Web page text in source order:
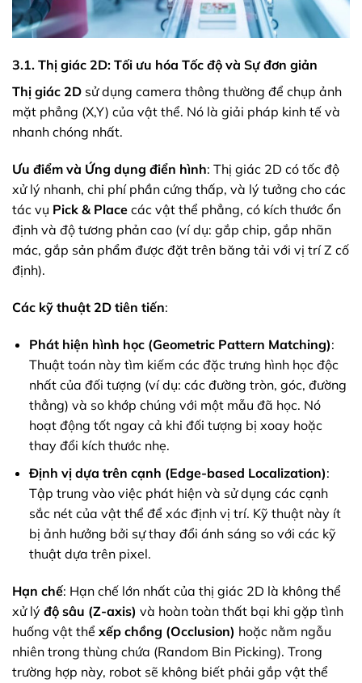
3.1. Thị giác 2D: Tối ưu hóa Tốc độ và Sự đơn giản
Thị giác 2D sử dụng camera thông thường để chụp ảnh
mặt phẳng (X,Y) của vật thể. Nó là giải pháp kinh tế và
nhanh chóng nhất.
Ưu điểm và Ứng dụng điển hình: Thị giác 2D có tốc độ
xử lý nhanh, chi phí phần cứng thấp, và lý tưởng cho các
tác vụ Pick & Place các vật thể phẳng, có kích thước ổn
định và độ tương phản cao (ví dụ: gắp chip, gắp nhãn
mác, gắp sản phẩm được đặt trên băng tải với vị trí Z cố
định).
Các kỹ thuật 2D tiên tiến:
Phát hiện hình học (Geometric Pattern Matching):
Thuật toán này tìm kiếm các đặc trưng hình học độc
nhất của đối tượng (ví dụ: các đường tròn, góc, đường
thẳng) và so khớp chúng với một mẫu đã học. Nó
hoạt động tốt ngay cả khi đối tượng bị xoay hoặc
thay đổi kích thước nhẹ.
Định vị dựa trên cạnh (Edge-based Localization):
Tập trung vào việc phát hiện và sử dụng các cạnh
sắc nét của vật thể để xác định vị trí. Kỹ thuật này ít
bị ảnh hưởng bởi sự thay đổi ánh sáng so với các kỹ
thuật dựa trên pixel.
Hạn chế: Hạn chế lớn nhất của thị giác 2D là không thể
xử lý độ sâu (Z-axis) và hoàn toàn thất bại khi gặp tình
huống vật thể xếp chồng (Occlusion) hoặc nằm ngẫu
nhiên trong thùng chứa (Random Bin Picking). Trong
trường hợp này, robot sẽ không biết phải gắp vật thể